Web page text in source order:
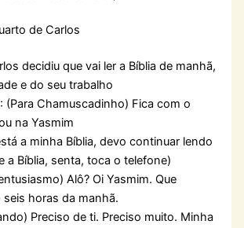
de Carlos
decidiu que vai ler a Bíblia de manhã,
e do seu trabalho
(Para Chamuscadinho) Fica com o
na Yasmim
a minha Bíblia, devo continuar lendo
a Bíblia, senta, toca o telefone)
Alô? Oi Yasmim. Que
seis horas da manhã.
Preciso de ti. Preciso muito. Minha